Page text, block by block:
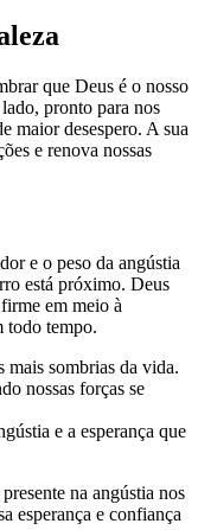
que Deus é o nosso
pronto para nos
maior desespero. A sua
e renova nossas
e o peso da angústia
está próximo. Deus
em meio à
todo tempo.
mais sombrias da vida.
nossas forças se
e a esperança que
na angústia nos
esperança e confiança